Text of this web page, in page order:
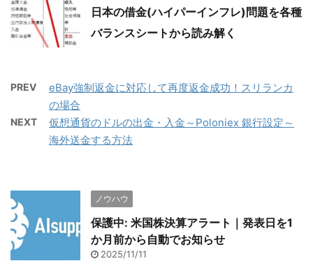
日本の借金(ハイパーインフレ)問題を各種
バランスシートから読み解く
PREV
eBay強制返金に対応して再度返金成功！スリランカ
の場合
NEXT
仮想通貨のドルの出金・入金～Poloniex 銀行設定～
海外送金する方法
ノウハウ
保護中: 米国株決算アラート｜発表日を1
か月前から自動でお知らせ
2025/11/11